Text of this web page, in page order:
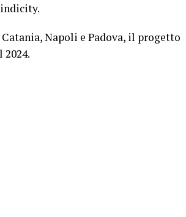
Napoli e Padova, il progetto